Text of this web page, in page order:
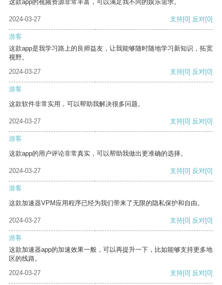
这款app的视频资源非常丰富，可以满足我不同的娱乐需求。
2024-03-27 支持[0] 反对[0]
游客
这款app是我学习路上的良师益友，让我能够随时随地学习新知识，拓宽
视野。
2024-03-27
支持[0] 反对[0]
游客
这款软件非常实用，可以帮助我解决很多问题。
2024-03-27 支持[0] 反对[0]
游客
这款app的用户评论非常真实，可以帮助我做出更准确的选择。
2024-03-27 支持[0] 反对[0]
游客
这款加速器VPM应用程序已经为我们带来了无限的隐私保护和自由。
2024-03-27 支持[0] 反对[0]
游客
这款加速器app的加速效果一般，可以再提升一下，比如能够支持更多地
区的线路。
2024-03-27
支持[0] 反对[0]